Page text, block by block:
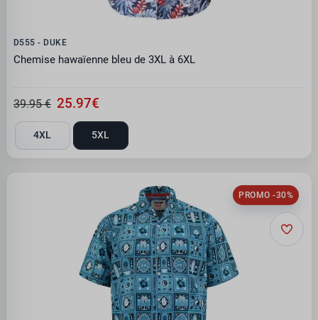
D555 - DUKE
Chemise hawaïenne bleu de 3XL à 6XL
39.95 € 25.97€
4XL 5XL
PROMO -30%